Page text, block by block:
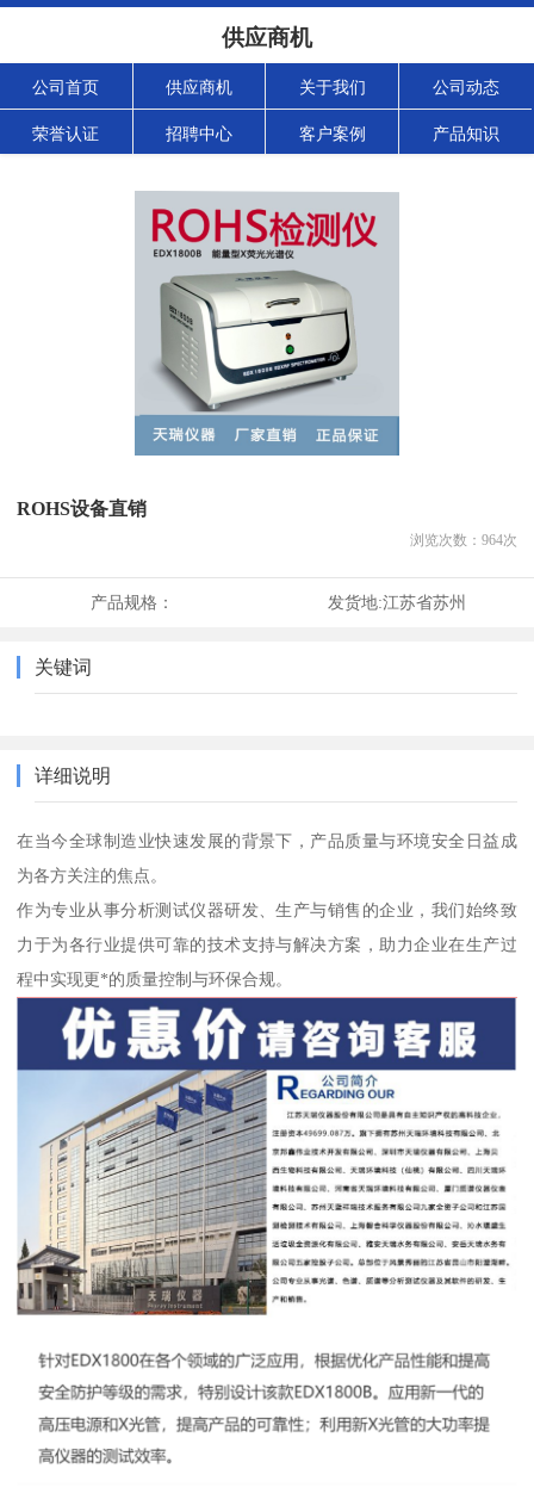
供应商机
公司首页 供应商机 关于我们 公司动态
荣誉认证 招聘中心 客户案例 产品知识
ROHS设备直销
浏览次数： 964次
产品规格： 发货地:江苏省苏州
关键词
详细说明
在当今全球制造业快速发展的背景下，产品质量与环境安全日益成
为各方关注的焦点。
作为专业从事分析测试仪器研发、生产与销售的企业，我们始终致
力于为各行业提供可靠的技术支持与解决方案，助力企业在生产过
程中实现更*的质量控制与环保合规。